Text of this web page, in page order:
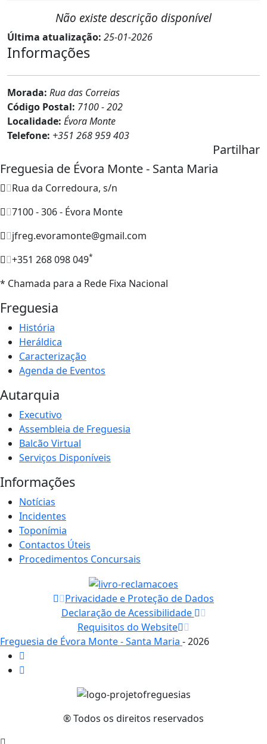
Não existe descrição disponível
Última atualização: 25-01-2026
Informações
Morada: Rua das Correias
Código Postal: 7100 - 202
Localidade: Évora Monte
Telefone: +351 268 959 403
Partilhar
Freguesia de Évora Monte - Santa Maria
Rua da Corredoura, s/n
7100 - 306 - Évora Monte
jfreg.evoramonte@gmail.com
+351 268 098 049*
* Chamada para a Rede Fixa Nacional
Freguesia
História
Heráldica
Caracterização
Agenda de Eventos
Autarquia
Executivo
Assembleia de Freguesia
Balcão Virtual
Serviços Disponíveis
Informações
Notícias
Incidentes
Toponímia
Contactos Úteis
Procedimentos Concursais
Privacidade e Proteção de Dados
Declaração de Acessibilidade
Requisitos do Website
Freguesia de Évora Monte - Santa Maria - 2026
® Todos os direitos reservados